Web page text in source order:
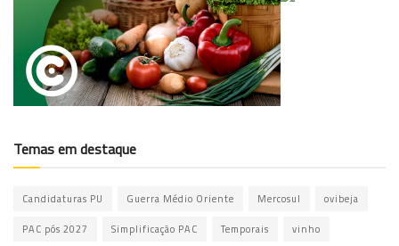
Temas em destaque
Candidaturas PU Guerra Médio Oriente Mercosul ovibeja
PAC pós 2027 Simplificação PAC Temporais vinho